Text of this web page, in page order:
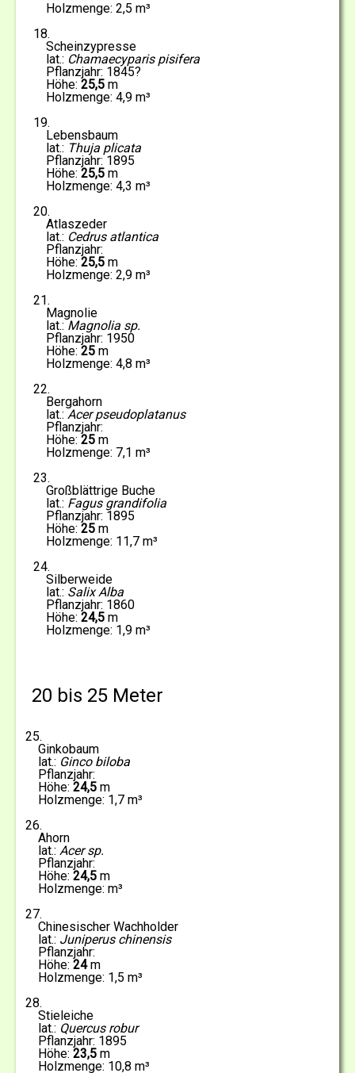
2,5
18
Scheinzypresse
Chamaecyparis pisifera
1845?
25,5
4,9
19
Lebensbaum
Thuja plicata
1895
25,5
4,3
20
Atlaszeder
Cedrus atlantica
25,5
2,9
21
Magnolie
Magnolia sp.
1950
25
4,8
22
Bergahorn
Acer pseudoplatanus
25
7,1
23
Großblättrige Buche
Fagus grandifolia
1895
25
11,7
24
Silberweide
Salix Alba
1860
24,5
1,9
20 bis 25 Meter
25
Ginkobaum
Ginco biloba
24,5
1,7
26
Ahorn
Acer sp.
24,5
27
Chinesischer Wachholder
Juniperus chinensis
24
1,5
28
Stieleiche
Quercus robur
1895
23,5
10,8